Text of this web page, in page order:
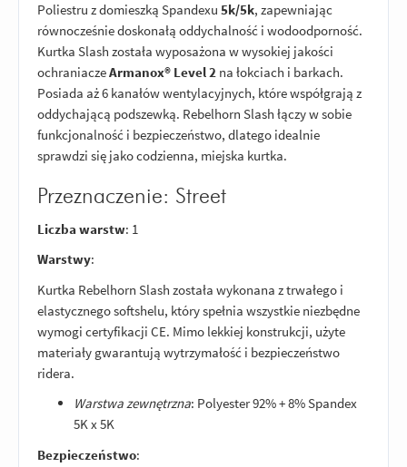
Poliestru z domieszką Spandexu 5k/5k, zapewniając
równocześnie doskonałą oddychalność i wodoodporność.
Kurtka Slash została wyposażona w wysokiej jakości
ochraniaczeArmanox® Level 2 na łokciach i barkach.
Posiada aż 6 kanałów wentylacyjnych, które współgrają z
oddychającą podszewką. Rebelhorn Slash łączy w sobie
funkcjonalność i bezpieczeństwo, dlatego idealnie
sprawdzi się jako codzienna, miejska kurtka.
Przeznaczenie​​​​​​​​​​: Street
Liczba warstw: 1
Warstwy:
Kurtka Rebelhorn Slash została wykonana z trwałego i
elastycznego softshelu, który spełnia wszystkie niezbędne
wymogi certyfikacji CE. Mimo lekkiej konstrukcji, użyte
materiały gwarantują wytrzymałość i bezpieczeństwo
ridera.
Warstwa zewnętrzna: Polyester 92% + 8% Spandex
5K x 5K
Bezpieczeństwo: